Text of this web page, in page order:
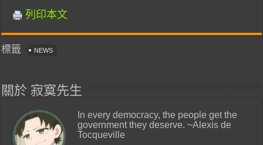
列印本文
標籤 NEWS
關於 寂寞先生
In every democracy, the people get the
government they deserve. ~Alexis de
Tocqueville